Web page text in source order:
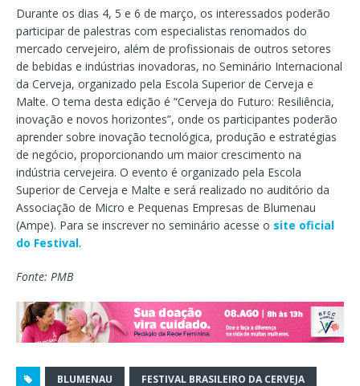
Durante os dias 4, 5 e 6 de março, os interessados poderão
participar de palestras com especialistas renomados do
mercado cervejeiro, além de profissionais de outros setores
de bebidas e indústrias inovadoras, no Seminário Internacional
da Cerveja, organizado pela Escola Superior de Cerveja e
Malte. O tema desta edição é “Cerveja do Futuro: Resiliência,
inovação e novos horizontes”, onde os participantes poderão
aprender sobre inovação tecnológica, produção e estratégias
de negócio, proporcionando um maior crescimento na
indústria cervejeira. O evento é organizado pela Escola
Superior de Cerveja e Malte e será realizado no auditório da
Associação de Micro e Pequenas Empresas de Blumenau
(Ampe). Para se inscrever no seminário acesse o site oficial
do Festival.
Fonte: PMB
BLUMENAU FESTIVAL BRASILEIRO DA CERVEJA